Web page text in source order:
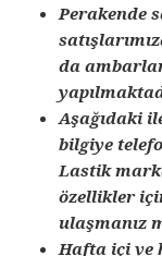
Perakende
da
Aşağıdaki
bilgiye
Lastik
özellikler
ulaşmanız
Hafta içi ve